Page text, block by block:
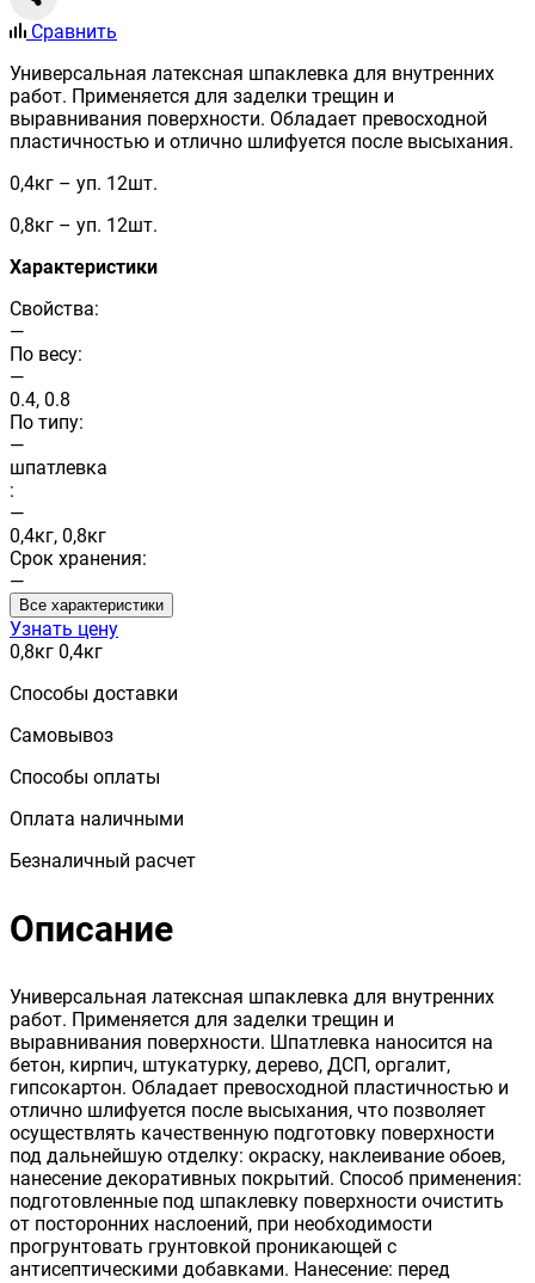
Сравнить
Универсальная латексная шпаклевка для внутренних
работ. Применяется для заделки трещин и
выравнивания поверхности. Обладает превосходной
пластичностью и отлично шлифуется после высыхания.
0,4кг – уп. 12шт.
0,8кг – уп. 12шт.
Характеристики
Свойства:
—
По весу:
—
0.4, 0.8
По типу:
—
шпатлевка
:
—
0,4кг, 0,8кг
Срок хранения:
—
Все характеристики
Узнать цену
0,8кг 0,4кг
Способы доставки
Самовывоз
Способы оплаты
Оплата наличными
Безналичный расчет
Описание
Универсальная латексная шпаклевка для внутренних
работ. Применяется для заделки трещин и
выравнивания поверхности. Шпатлевка наносится на
бетон, кирпич, штукатурку, дерево, ДСП, оргалит,
гипсокартон. Обладает превосходной пластичностью и
отлично шлифуется после высыхания, что позволяет
осуществлять качественную подготовку поверхности
под дальнейшую отделку: окраску, наклеивание обоев,
нанесение декоративных покрытий. Способ применения:
подготовленные под шпаклевку поверхности очистить
от посторонних наслоений, при необходимости
прогрунтовать грунтовкой проникающей с
антисептическими добавками. Нанесение: перед